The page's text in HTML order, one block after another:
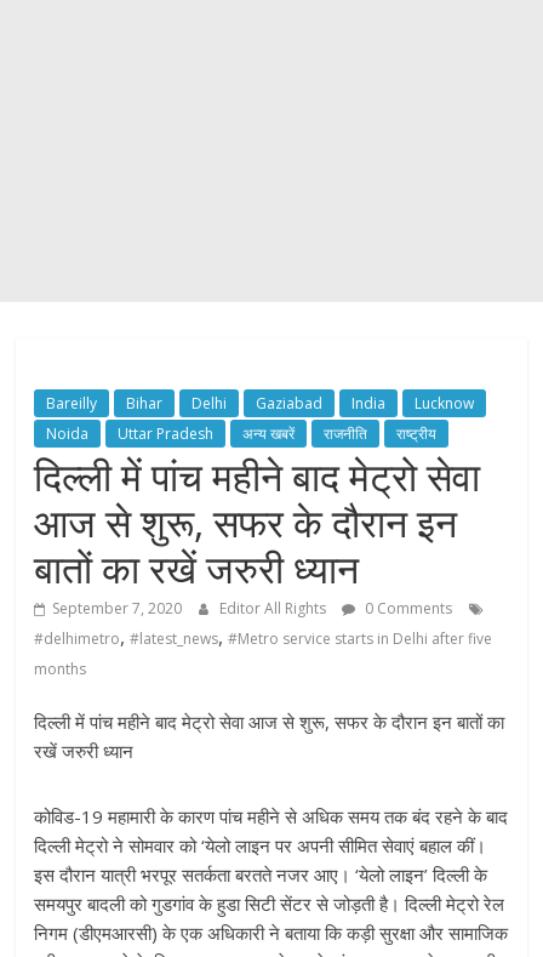
Bareilly Bihar Delhi Gaziabad India
Lucknow
Noida
Uttar Pradesh अन्य खबरें राजनीति राष्ट्रीय
दिल्ली में पांच महीने बाद मेट्रो सेवा
आज से शुरू, सफर के दौरान इन
बातों का रखें जरुरी ध्यान
September 7, 2020 Editor All Rights
0 Comments
#delhimetro,#latest_news,#Metro service starts in Delhi after five
months
दिल्ली में पांच महीने बाद मेट्रो सेवा आज से शुरू, सफर के दौरान इन बातों का
रखें जरुरी ध्यान
कोविड-19 महामारी के कारण पांच महीने से अधिक समय तक बंद रहने के बाद
दिल्ली मेट्रो ने सोमवार को ‘येलो लाइन पर अपनी सीमित सेवाएं बहाल कीं।
इस दौरान यात्री भरपूर सतर्कता बरतते नजर आए। ‘येलो लाइन’ दिल्ली के
समयपुर बादली को गुडगांव के हुडा सिटी सेंटर से जोड़ती है। दिल्ली मेट्रो रेल
निगम (डीएमआरसी) के एक अधिकारी ने बताया कि कड़ी सुरक्षा और सामाजिक